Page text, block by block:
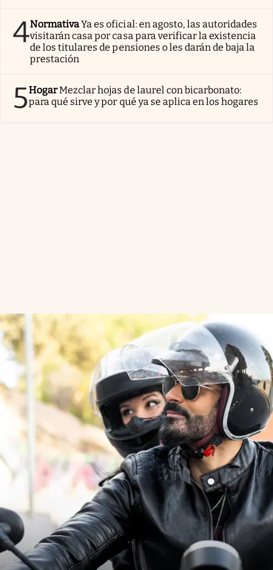
4NormativaYa es oficial: en agosto, las autoridades
visitarán casa por casa para verificar la existencia
de los titulares de pensiones o les darán de baja la
prestación
5HogarMezclar hojas de laurel con bicarbonato:
para qué sirve y por qué ya se aplica en los hogares